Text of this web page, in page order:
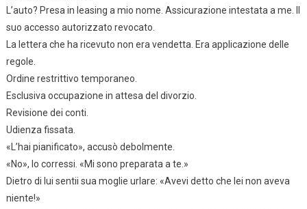
L’auto? Presa in leasing a mio nome. Assicurazione intestata a me. Il
suo accesso autorizzato revocato.
La lettera che ha ricevuto non era vendetta. Era applicazione delle
regole.
Ordine restrittivo temporaneo.
Esclusiva occupazione in attesa del divorzio.
Revisione dei conti.
Udienza fissata.
«L’hai pianificato», accusò debolmente.
«No», lo corressi. «Mi sono preparata a te.»
Dietro di lui sentii sua moglie urlare: «Avevi detto che lei non aveva
niente!»